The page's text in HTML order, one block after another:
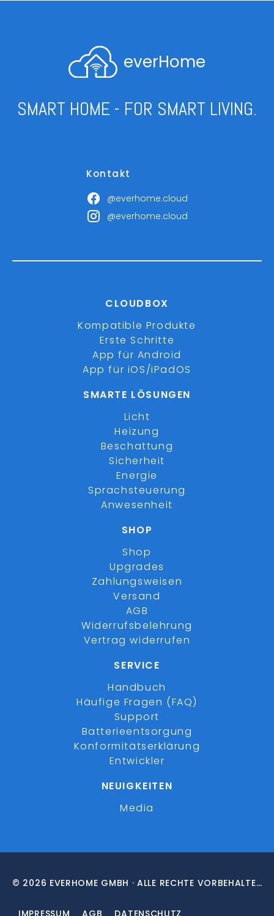
everHome
SMART HOME - FOR SMART LIVING.
Kontakt
@everhome.cloud
@everhome.cloud
CLOUDBOX
Kompatible Produkte
Erste Schritte
App für Android
App für iOS/iPadOS
SMARTE LÖSUNGEN
Licht
Heizung
Beschattung
Sicherheit
Energie
Sprachsteuerung
Anwesenheit
SHOP
Shop
Upgrades
Zahlungsweisen
Versand
AGB
Widerrufsbelehrung
Vertrag widerrufen
SERVICE
Handbuch
Häufige Fragen (FAQ)
Support
Batterieentsorgung
Konformitätserklärung
Entwickler
NEUIGKEITEN
Media
© 2026 EVERHOME GMBH · ALLE RECHTE VORBEHALTEN
IMPRESSUM AGB DATENSCHUTZ